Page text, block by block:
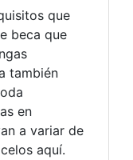
que
beca que
también
en
a variar de
aquí.